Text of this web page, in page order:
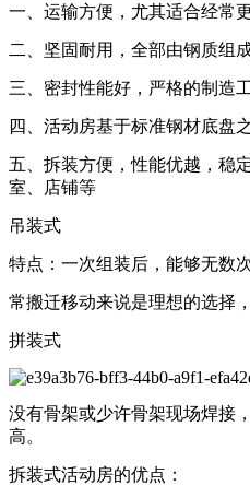
一、运输方便，尤其适合经常
二、坚固耐用，全部由钢质组
三、密封性能好，严格的制造
四、活动房基于标准钢材底盘
五、拆装方便，性能优越，稳
室、店铺等
吊装式
特点：一次组装后，能够无数
常搬迁移动来说是理想的选择
拼装式
没有骨架或少许骨架现场焊接
高。
拆装式活动房的优点：